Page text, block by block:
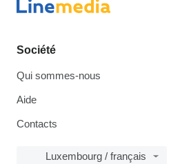
Société
Qui sommes-nous
Aide
Contacts
Luxembourg / français